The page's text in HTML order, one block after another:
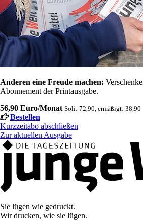
Anderen eine Freude machen:
Abonnement der Printausgabe.
56,90 Euro/Monat Soli: 72,90, ermäßigt: 38,90
Bestellen
Kurzzeitabo abschließen
Zur aktuellen Ausgabe
Sie lügen wie gedruckt.
Wir drucken, wie sie lügen.